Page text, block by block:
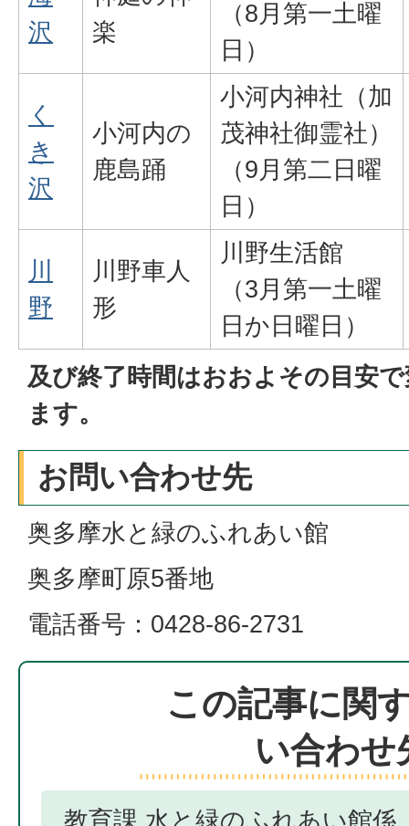
沢
楽
（8月第一土曜
日）
く
き
沢
小河内の
鹿島踊
小河内神社（加
茂神社御霊社）
（9月第二日曜
日）
川
野
川野車人
形
川野生活館
（3月第一土曜
日か日曜日）
及び終了時間はおおよその目安
ます。
お問い合わせ先
奥多摩水と緑のふれあい館
奥多摩町原5番地
電話番号：0428-86-2731
この記事に関
い合わせ
教育課 水と緑のふれあい館係